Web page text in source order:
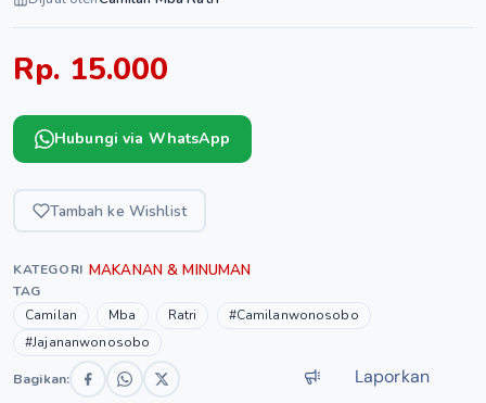
Rp. 15.000
Hubungi via WhatsApp
Tambah ke Wishlist
KATEGORI MAKANAN & MINUMAN
TAG
Camilan
Mba Ratri
#Camilanwonosobo
#Jajananwonosobo
Bagikan: Laporkan